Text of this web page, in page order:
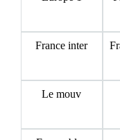
France inter
Le mouv